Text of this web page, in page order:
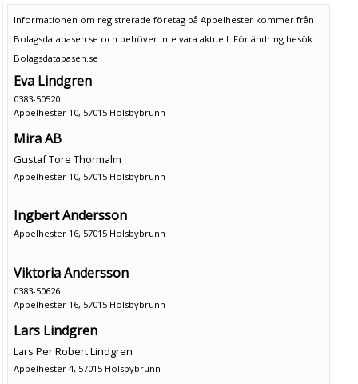
Informationen om registrerade företag på Appelhester kommer från
Bolagsdatabasen.se och behöver inte vara aktuell. För ändring besök
Bolagsdatabasen.se
Eva Lindgren
0383-50520
Appelhester 10, 57015 Holsbybrunn
Mira AB
Gustaf Tore Thormalm
Appelhester 10, 57015 Holsbybrunn
Ingbert Andersson
Appelhester 16, 57015 Holsbybrunn
Viktoria Andersson
0383-50626
Appelhester 16, 57015 Holsbybrunn
Lars Lindgren
Lars Per Robert Lindgren
Appelhester 4, 57015 Holsbybrunn